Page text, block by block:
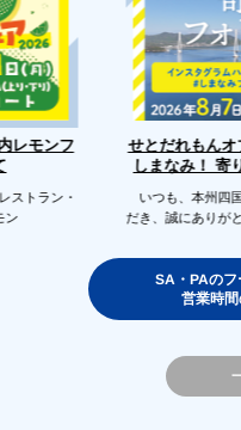
レモンフ
ストラン・
ン
せとだれもんオ
しまなみ！
いつも、本州四
だき、誠にありが
SA・PAのフ
営業時